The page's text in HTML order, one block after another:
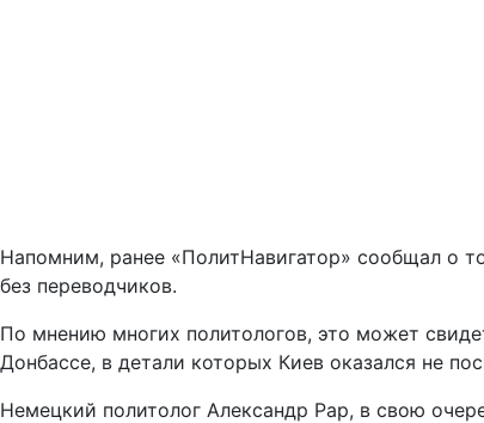
Напомним, ранее «ПолитНавигатор» сообщал о
без переводчиков.
По мнению многих политологов, это может
Донбассе, в детали которых Киев оказался не
Немецкий политолог Александр Рар, в свою